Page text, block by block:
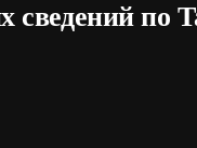
сведений по